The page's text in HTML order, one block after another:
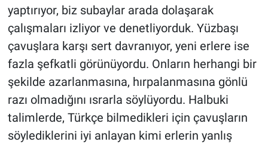
yaptırıyor, biz subaylar arada dolaşarak
çalışmaları izliyor ve denetliyorduk. Yüzbaşı
çavuşlara karşı sert davranıyor, yeni erlere ise
fazla şefkatli görünüyordu. Onların herhangi bir
şekilde azarlanmasına, hırpalanmasına gönlü
razı olmadığını ısrarla söylüyordu. Halbuki
talimlerde, Türkçe bilmedikleri için çavuşların
söylediklerini iyi anlayan kimi erlerin yanlış